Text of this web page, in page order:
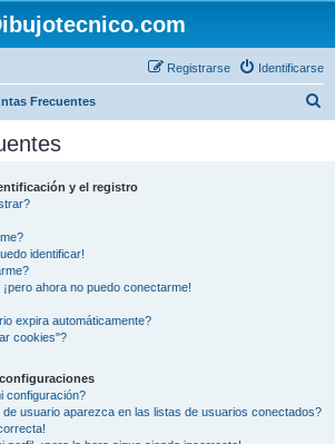
Identificarse
Registrarse
Frecuentes
y el registro
identificar!
ahora no puedo conectarme!
expira automáticamente?
cookies"?
configuración?
usuario aparezca en las listas de usuarios conectados?